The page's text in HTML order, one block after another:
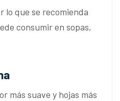
lo que se recomienda
consumir en sopas,
más suave y hojas más